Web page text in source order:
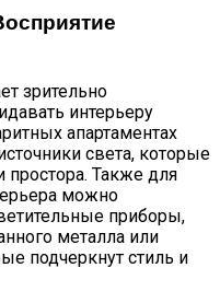
зрительно
интерьеру
апартаментах
света, которые
Также для
можно
приборы,
металла или
подчеркнут стиль и